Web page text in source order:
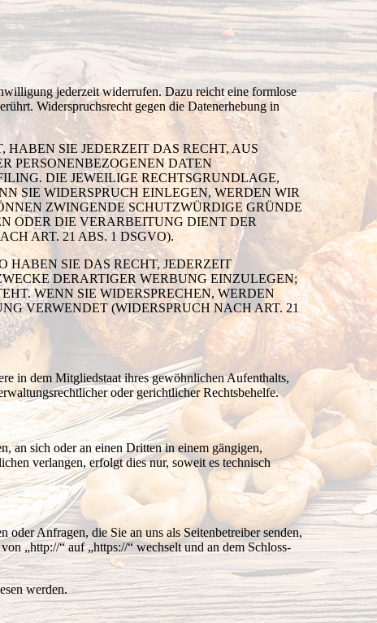
jederzeit widerrufen. Dazu reicht eine formlose
Widerspruchsrecht gegen die Datenerhebung in
SIE JEDERZEIT DAS RECHT, AUS
PERSONENBEZOGENEN DATEN
DIE JEWEILIGE RECHTSGRUNDLAGE,
SIE WIDERSPRUCH EINLEGEN, WERDEN WIR
ZWINGENDE SCHUTZWÜRDIGE GRÜNDE
ODER DIE VERARBEITUNG DIENT DER
ART. 21 ABS. 1 DSGVO).
HABEN SIE DAS RECHT, JEDERZEIT
DERARTIGER WERBUNG EINZULEGEN;
WENN SIE WIDERSPRECHEN, WERDEN
VERWENDET (WIDERSPRUCH NACH ART. 21
in dem Mitgliedstaat ihres gewöhnlichen Aufenthalts,
oder gerichtlicher Rechtsbehelfe.
an sich oder an einen Dritten in einem gängigen,
verlangen, erfolgt dies nur, soweit es technisch
Anfragen, die Sie an uns als Seitenbetreiber senden,
„http://“ auf „https://“ wechselt und an dem Schloss-
werden.